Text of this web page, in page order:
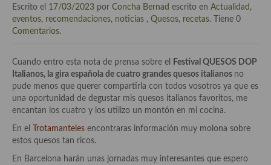
Técnicas de emplatado
Tiendas especiales
En la mesa: menaje, vajilla, técnicas de emplatado, decoración
Especias, hierbas, condimentos, espesantes y aditivos
Historia de la gastronomía, platos celebres, cocineros, críticos,
Escrito el 17/03/2023 por Concha Bernad escrito en Actualidad,
eventos, recomendaciones, noticias , Quesos, recetas. Tiene 0
Comentarios.
Cuando entro esta nota de prensa sobre el
Festival QUESOS DOP
Italianos, la gira española de cuatro grandes quesos italianos no
pude menos que querer compartirla con todos vosotros ya que es
una oportunidad de degustar mis quesos italianos favoritos, me
encantan los cuatro y los utilizo un montón en mi cocina.
En el Trotamanteles encontraras información muy molona sobre
estos quesos tan ricos.
En Barcelona harán unas jornadas muy interesantes que espero